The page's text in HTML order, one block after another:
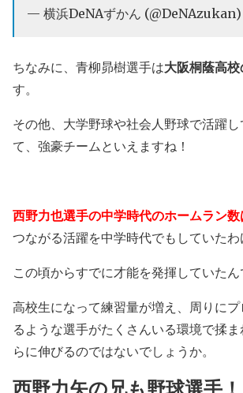
— 横浜DeNAずかん (@DeNAzukan)
ちなみに、青柳昴樹選手は大阪桐蔭高
す。
その他、大学野球や社会人野球で活躍
て、強豪チームといえますね！
西野力也選手の中学時代のホームラン数
つながる活躍を中学時代でもしていたわ
この頃からすでに才能を発揮していたん
高校生になって練習量が増え、周りに
るような選手がたくさんいる環境で揉
らに伸びるのではないでしょうか。